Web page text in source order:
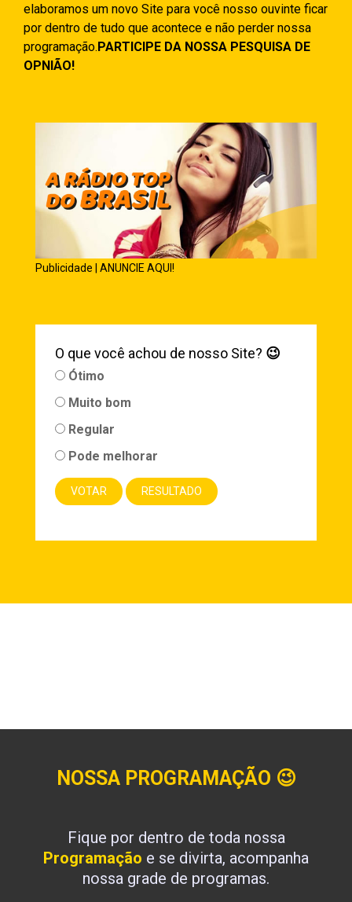
elaboramos um novo Site para você nosso ouvinte ficar
por dentro de tudo que acontece e não perder nossa
programação.PARTICIPE DA NOSSA PESQUISA DE
OPNIÃO!
Publicidade | ANUNCIE AQUI!
O que você achou de nosso Site? 😉
Ótimo
Muito bom
Regular
Pode melhorar
NOSSA PROGRAMAÇÃO 😉
Fique por dentro de toda nossa
Programação e se divirta, acompanha
nossa grade de programas.